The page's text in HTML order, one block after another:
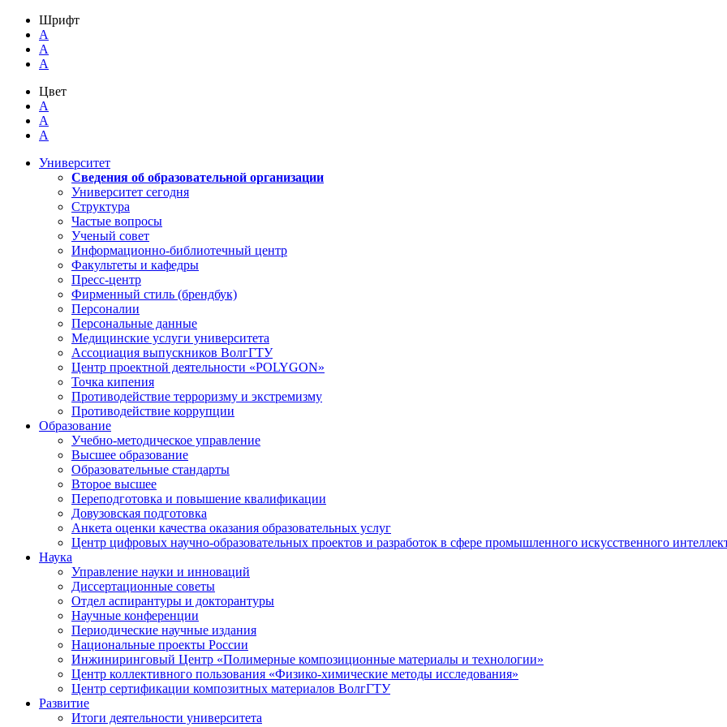
Шрифт
A
A
A
Цвет
A
A
A
Университет
Сведения об образовательной организации
Университет сегодня
Структура
Частые вопросы
Ученый совет
Информационно-библиотечный центр
Факультеты и кафедры
Пресс-центр
Фирменный стиль (брендбук)
Персоналии
Персональные данные
Медицинские услуги университета
Ассоциация выпускников ВолгГТУ
Центр проектной деятельности «POLYGON»
Точка кипения
Противодействие терроризму и экстремизму
Противодействие коррупции
Образование
Учебно-методическое управление
Высшее образование
Образовательные стандарты
Второе высшее
Переподготовка и повышение квалификации
Довузовская подготовка
Анкета оценки качества оказания образовательных услуг
Центр цифровых научно-образовательных проектов и разработок в сфере промышленного искусственного
Наука
Управление науки и инноваций
Диссертационные советы
Отдел аспирантуры и докторантуры
Научные конференции
Периодические научные издания
Национальные проекты России
Инжиниринговый Центр «Полимерные композиционные материалы и технологии»
Центр коллективного пользования «Физико-химические методы исследования»
Центр сертификации композитных материалов ВолгГТУ
Развитие
Итоги деятельности университета